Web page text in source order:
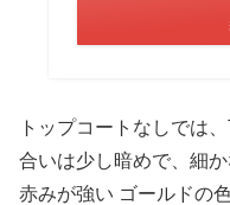
トップコートなしでは
合いは少し暗めで、細
赤みが強い ゴールドの